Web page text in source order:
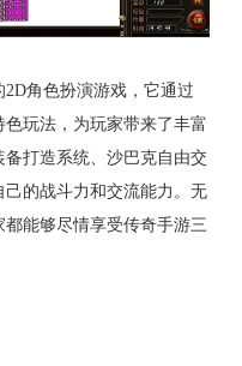
角色扮演游戏，它通过
玩法，为玩家带来了丰富
打造系统、沙巴克自由交
的战斗力和交流能力。无
能够尽情享受传奇手游三